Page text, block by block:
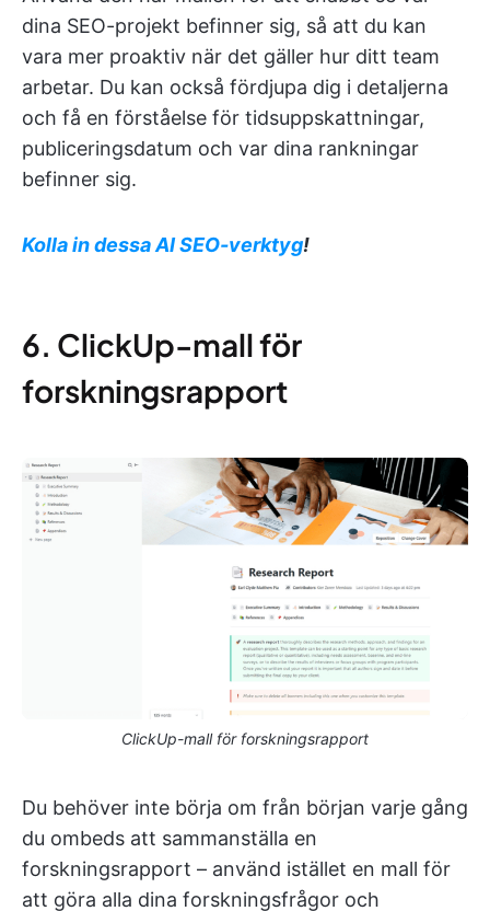
dina SEO-projekt befinner sig, så att du kan
vara mer proaktiv när det gäller hur ditt team
arbetar. Du kan också fördjupa dig i detaljerna
och få en förståelse för tidsuppskattningar,
publiceringsdatum och var dina rankningar
befinner sig.
Kolla in dessa AI SEO-verktyg!
6. ClickUp-mall för
forskningsrapport
ClickUp-mall för forskningsrapport
Du behöver inte börja om från början varje gång
du ombeds att sammanställa en
forskningsrapport – använd istället en mall för
att göra alla dina forskningsfrågor och